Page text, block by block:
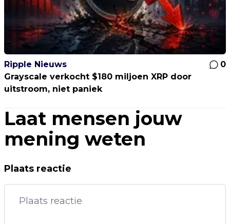
Ripple Nieuws
0
Grayscale verkocht $180 miljoen XRP door
uitstroom, niet paniek
Laat mensen jouw
mening weten
Plaats reactie